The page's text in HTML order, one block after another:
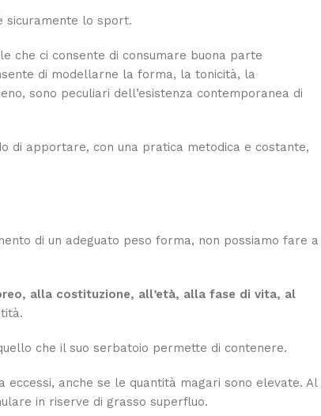
sicuramente lo sport.
che ci consente di consumare buona parte
di modellarne la forma, la tonicità, la
sono peculiari dell’esistenza contemporanea di
di apportare, con una pratica metodica e costante,
di un adeguato peso forma, non possiamo fare a
alla costituzione, all’età, alla fase di vita, al
che il suo serbatoio permette di contenere.
anche se le quantità magari sono elevate. Al
in riserve di grasso superfluo.